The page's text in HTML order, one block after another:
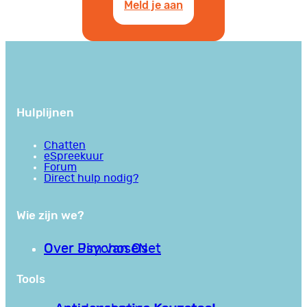
Meld je aan
Hulplijnen
Chatten
eSpreekuur
Forum
Direct hulp nodig?
Wie zijn we?
Over PsychoseNet
Over Jim van Os
Tools